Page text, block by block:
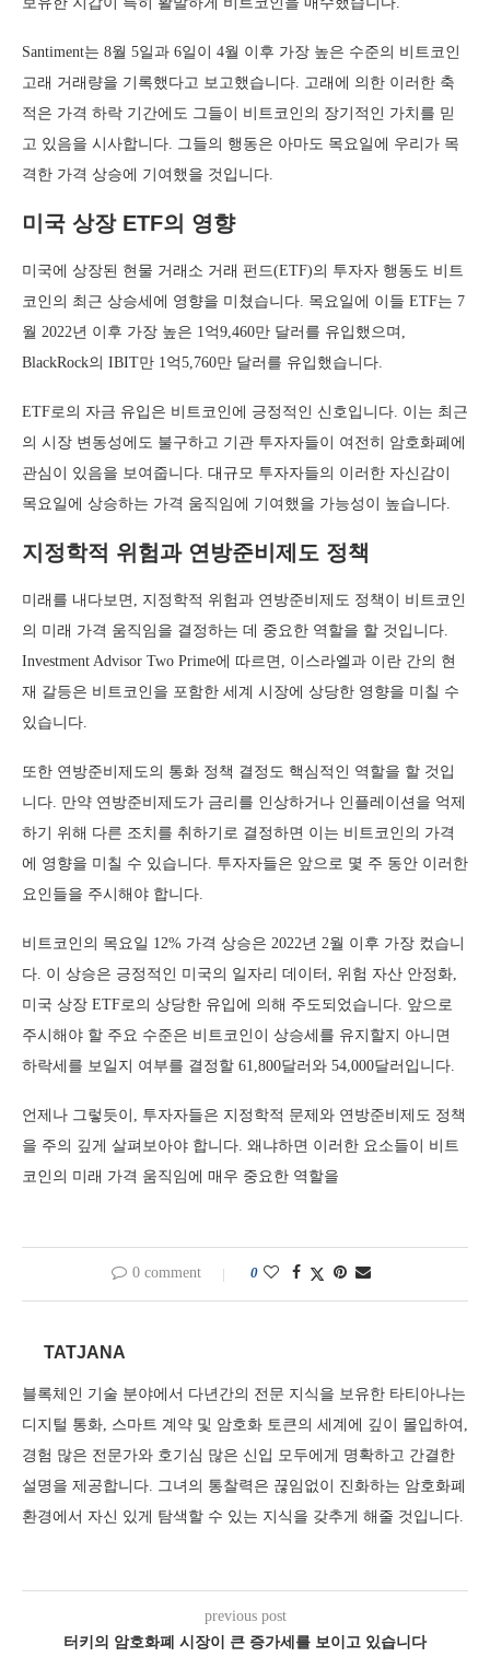
Santiment는 8월 5일과 6일이 4월 이후 가장 높은 수준의 비트코인
고래 거래량을 기록했다고 보고했습니다. 고래에 의한 이러한 축
적은 가격 하락 기간에도 그들이 비트코인의 장기적인 가치를 믿
고 있음을 시사합니다. 그들의 행동은 아마도 목요일에 우리가 목
격한 가격 상승에 기여했을 것입니다.
미국 상장 ETF의 영향
미국에 상장된 현물 거래소 거래 펀드(ETF)의 투자자 행동도 비트
코인의 최근 상승세에 영향을 미쳤습니다. 목요일에 이들 ETF는 7
월 2022년 이후 가장 높은 1억9,460만 달러를 유입했으며,
BlackRock의 IBIT만 1억5,760만 달러를 유입했습니다.
ETF로의 자금 유입은 비트코인에 긍정적인 신호입니다. 이는 최근
의 시장 변동성에도 불구하고 기관 투자자들이 여전히 암호화폐에
관심이 있음을 보여줍니다. 대규모 투자자들의 이러한 자신감이
목요일에 상승하는 가격 움직임에 기여했을 가능성이 높습니다.
지정학적 위험과 연방준비제도 정책
미래를 내다보면, 지정학적 위험과 연방준비제도 정책이 비트코인
의 미래 가격 움직임을 결정하는 데 중요한 역할을 할 것입니다.
Investment Advisor Two Prime에 따르면, 이스라엘과 이란 간의 현
재 갈등은 비트코인을 포함한 세계 시장에 상당한 영향을 미칠 수
있습니다.
또한 연방준비제도의 통화 정책 결정도 핵심적인 역할을 할 것입
니다. 만약 연방준비제도가 금리를 인상하거나 인플레이션을 억제
하기 위해 다른 조치를 취하기로 결정하면 이는 비트코인의 가격
에 영향을 미칠 수 있습니다. 투자자들은 앞으로 몇 주 동안 이러한
요인들을 주시해야 합니다.
비트코인의 목요일 12% 가격 상승은 2022년 2월 이후 가장 컸습니
다. 이 상승은 긍정적인 미국의 일자리 데이터, 위험 자산 안정화,
미국 상장 ETF로의 상당한 유입에 의해 주도되었습니다. 앞으로
주시해야 할 주요 수준은 비트코인이 상승세를 유지할지 아니면
하락세를 보일지 여부를 결정할 61,800달러와 54,000달러입니다.
언제나 그렇듯이, 투자자들은 지정학적 문제와 연방준비제도 정책
을 주의 깊게 살펴보아야 합니다. 왜냐하면 이러한 요소들이 비트
코인의 미래 가격 움직임에 매우 중요한 역할을
0 comment 0
TATJANA
블록체인 기술 분야에서 다년간의 전문 지식을 보유한 타티아나는
디지털 통화, 스마트 계약 및 암호화 토큰의 세계에 깊이 몰입하여,
경험 많은 전문가와 호기심 많은 신입 모두에게 명확하고 간결한
설명을 제공합니다. 그녀의 통찰력은 끊임없이 진화하는 암호화폐
환경에서 자신 있게 탐색할 수 있는 지식을 갖추게 해줄 것입니다.
previous post
터키의 암호화폐 시장이 큰 증가세를 보이고 있습니다